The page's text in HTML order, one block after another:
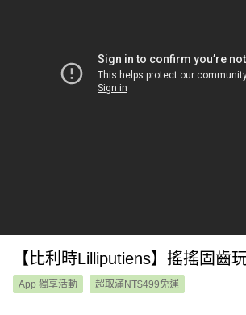
【比利時Lilliputiens】搖搖固齒
App 獨享活動 超取滿NT$499免運